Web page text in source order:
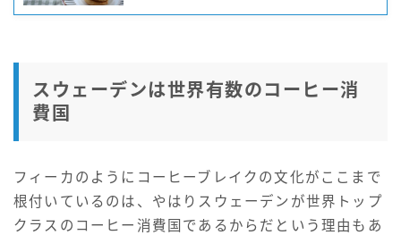
スウェーデンは世界有数のコーヒー消
費国
フィーカのようにコーヒーブレイクの文化がここまで
根付いているのは、やはりスウェーデンが世界トップ
クラスのコーヒー消費国であるからだという理由もあ